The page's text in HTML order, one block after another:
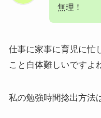
無理！
仕事に家事に育児に忙
こと自体難しいですよ
私の勉強時間捻出方法